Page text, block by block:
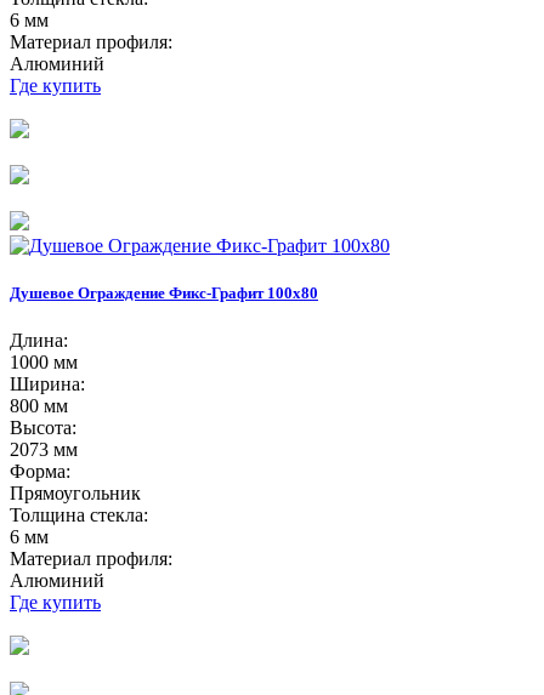
6 мм
Материал профиля:
Алюминий
Где купить
Душевое Ограждение Фикс-Графит 100х80
Длина:
1000 мм
Ширина:
800 мм
Высота:
2073 мм
Форма:
Прямоугольник
Толщина стекла:
6 мм
Материал профиля:
Алюминий
Где купить